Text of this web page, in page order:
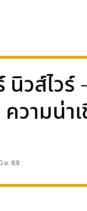
นิวส์ไว
วามน่า
.ย. 69